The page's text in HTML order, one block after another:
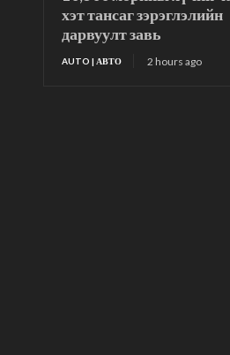
хэт тансаг зэрэглэлийн
дарвуулт завь
AUTO | АВТО 2 hours ago